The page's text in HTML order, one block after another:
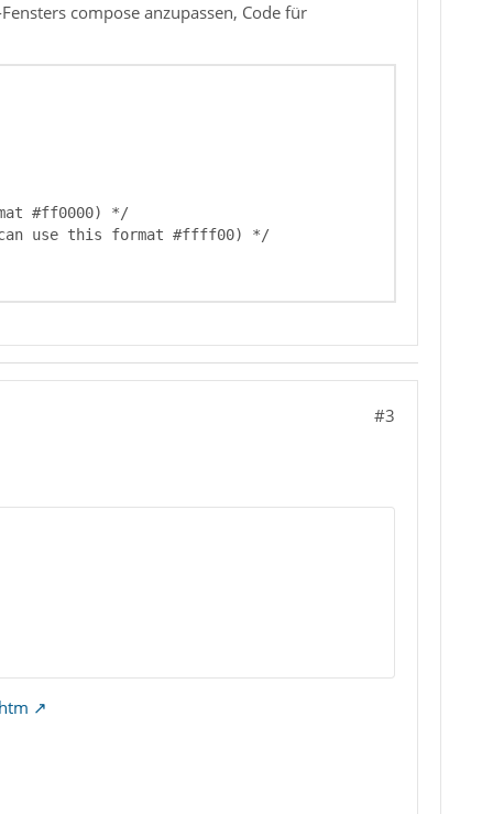
compose anzupassen, Code für
color: red !important; /* color of the font (you can use this format #ff0000) */
background-color: lightblue !important; /* background color (you can use this format #ffff00) */
#3